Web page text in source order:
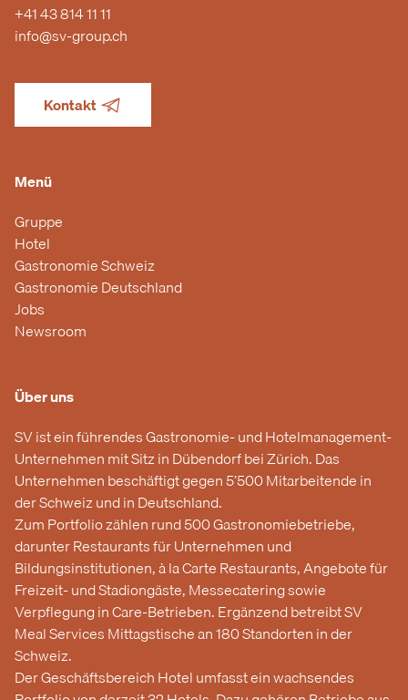
+41 43 814 11 11
info@sv-group.ch
Kontakt
Menü
Gruppe
Hotel
Gastronomie Schweiz
Gastronomie Deutschland
Jobs
Newsroom
Über uns
SV ist ein führendes Gastronomie- und Hotelmanagement-
Unternehmen mit Sitz in Dübendorf bei Zürich. Das
Unternehmen beschäftigt gegen 5’500 Mitarbeitende in
der Schweiz und in Deutschland.
Zum Portfolio zählen rund 500 Gastronomiebetriebe,
darunter Restaurants für Unternehmen und
Bildungsinstitutionen, à la Carte Restaurants, Angebote für
Freizeit- und Stadiongäste, Messecatering sowie
Verpflegung in Care-Betrieben. Ergänzend betreibt SV
Meal Services Mittagstische an 180 Standorten in der
Schweiz.
Der Geschäftsbereich Hotel umfasst ein wachsendes